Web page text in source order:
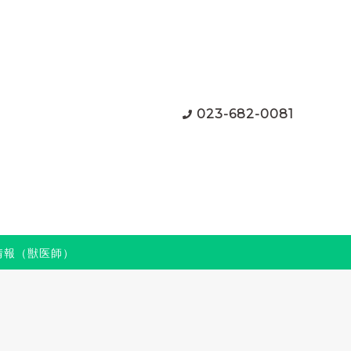
023-682-0081
（獣医師）